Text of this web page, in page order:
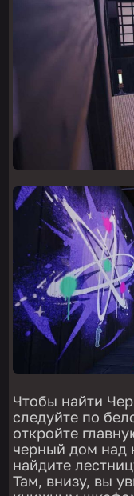
Чтобы найти
следуйте по
откройте
черный дом над
найдите
Там, внизу, вы